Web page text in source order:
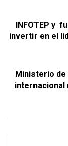
INFOTEP y
invertir en el
Ministerio de
internacional